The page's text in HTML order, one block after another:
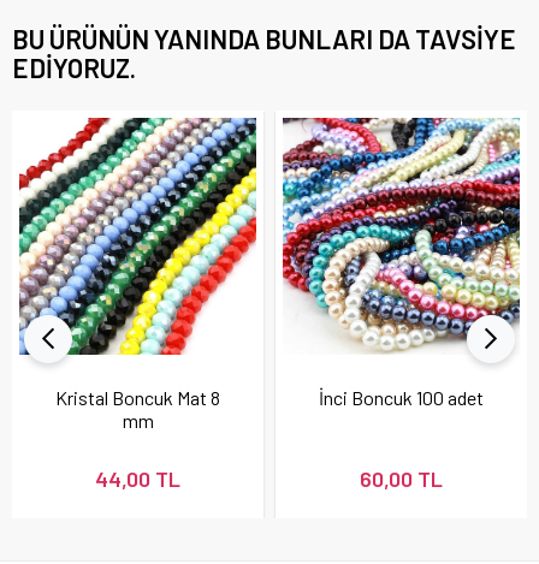
BU ÜRÜNÜN YANINDA BUNLARI DA TAVSIYE
EDIYORUZ.
Kristal Boncuk Mat 8
mm
44,00 TL
İnci Boncuk 100 adet
60,00 TL